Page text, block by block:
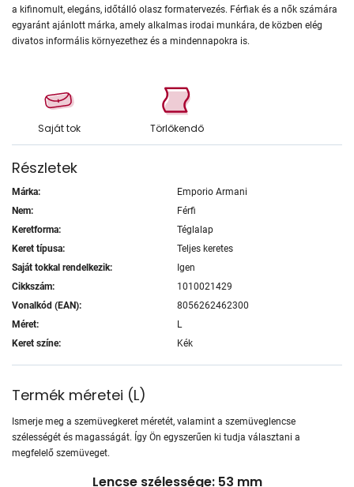
a kifinomult, elegáns, időtálló olasz formatervezés. Férfiak és a nők számára
egyaránt ajánlott márka, amely alkalmas irodai munkára, de közben elég
divatos informális környezethez és a mindennapokra is.
Saját tok Törlőkendő
Részletek
Márka:
Emporio Armani
Nem:
Férfi
Keretforma:
Téglalap
Keret típusa:
Teljes keretes
Saját tokkal rendelkezik:
Igen
Cikkszám:
1010021429
Vonalkód (EAN):
8056262462300
Méret:
L
Keret színe:
Kék
Termék méretei (L)
Ismerje meg a szemüvegkeret méretét, valamint a szemüveglencse
szélességét és magasságát. Így Ön egyszerűen ki tudja választani a
megfelelő szemüveget.
Lencse szélessége: 53 mm